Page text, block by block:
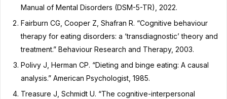
Manual of Mental Disorders (DSM-5-TR), 2022.
Fairburn CG, Cooper Z, Shafran R. “Cognitive behaviour
therapy for eating disorders: a ‘transdiagnostic’ theory and
treatment.” Behaviour Research and Therapy, 2003.
Polivy J, Herman CP. “Dieting and binge eating: A causal
analysis.” American Psychologist, 1985.
Treasure J, Schmidt U. “The cognitive-interpersonal